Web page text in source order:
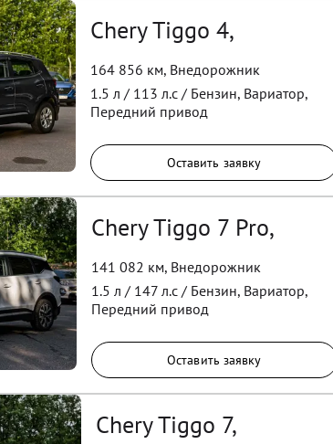
Chery Tiggo 4,
164 856 км, Внедорожник
1.5 л / 113 л.с / Бензин, Вариатор,
Передний привод
Оставить заявку
Chery Tiggo 7 Pro,
141 082 км, Внедорожник
1.5 л / 147л.с / Бензин, Вариатор,
Передний привод
Оставить заявку
Chery Tiggo 7,